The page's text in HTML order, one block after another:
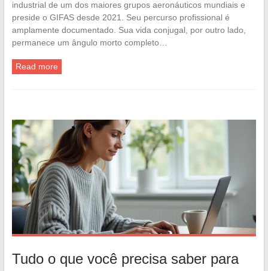
industrial de um dos maiores grupos aeronáuticos mundiais e
preside o GIFAS desde 2021. Seu percurso profissional é
amplamente documentado. Sua vida conjugal, por outro lado,
permanece um ângulo morto completo…
Read more
Tudo o que você precisa saber para